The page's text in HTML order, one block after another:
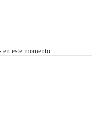
en este momento.